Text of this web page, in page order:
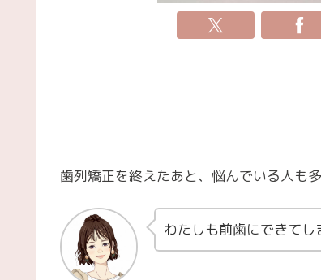
歯列矯正を終えたあと、悩んでいる人も
わたしも前歯にできて